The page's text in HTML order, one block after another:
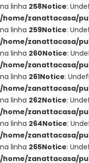
na linha 258Notice:
/home/zanattacasa/
na linha 259Notice:
/home/zanattacasa/
na linha 260Notice:
/home/zanattacasa/
na linha 261Notice:
/home/zanattacasa/
na linha 262Notice:
/home/zanattacasa/
na linha 264Notice:
/home/zanattacasa/
na linha 265Notice:
/home/zanattacasa/